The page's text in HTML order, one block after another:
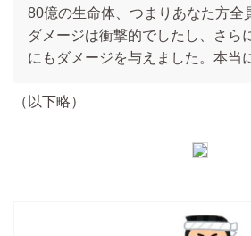
80億の生命体、つまりあなた方全
ダメージは衝撃的でしたし、さら
にもダメージを与えました。本当
（以下略）